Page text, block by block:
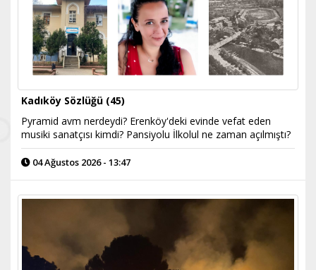
Kadıköy Sözlüğü (45)
Pyramid avm nerdeydi? Erenköy'deki evinde vefat eden
musiki sanatçısı kimdi? Pansiyolu İlkolul ne zaman açılmıştı?
04 Ağustos 2026 - 13:47